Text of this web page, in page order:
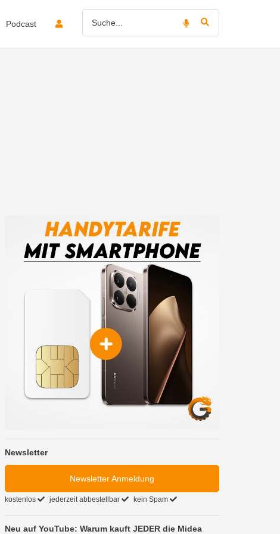
Podcast
Newsletter
Newsletter Anmeldung
kostenlos jederzeit abbestellbar kein Spam
Neu auf YouTube: Warum kauft JEDER die Midea